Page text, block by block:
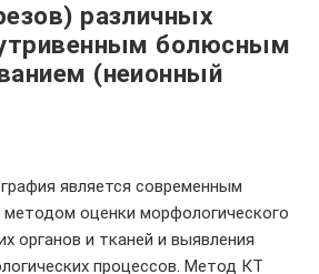
различных
болюсным
(неионный
является современным
методом оценки морфологического
органов и тканей и выявления
процессов. Метод КТ